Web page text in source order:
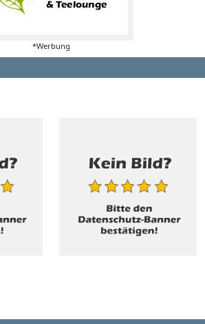
*Werbung